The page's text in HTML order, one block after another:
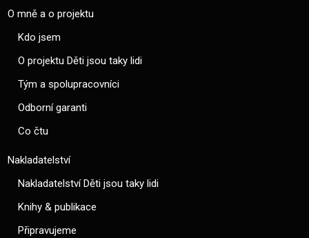
O mně a o projektu
Kdo jsem
O projektu Děti jsou taky lidi
Tým a spolupracovníci
Odborní garanti
Co čtu
Nakladatelství
Nakladatelství Děti jsou taky lidi
Knihy & publikace
Připravujeme